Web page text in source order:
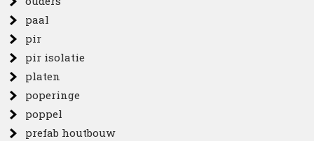
paal
pir
pir isolatie
platen
poperinge
poppel
prefab houtbouw